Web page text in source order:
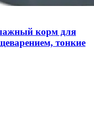
корм для
тонкие